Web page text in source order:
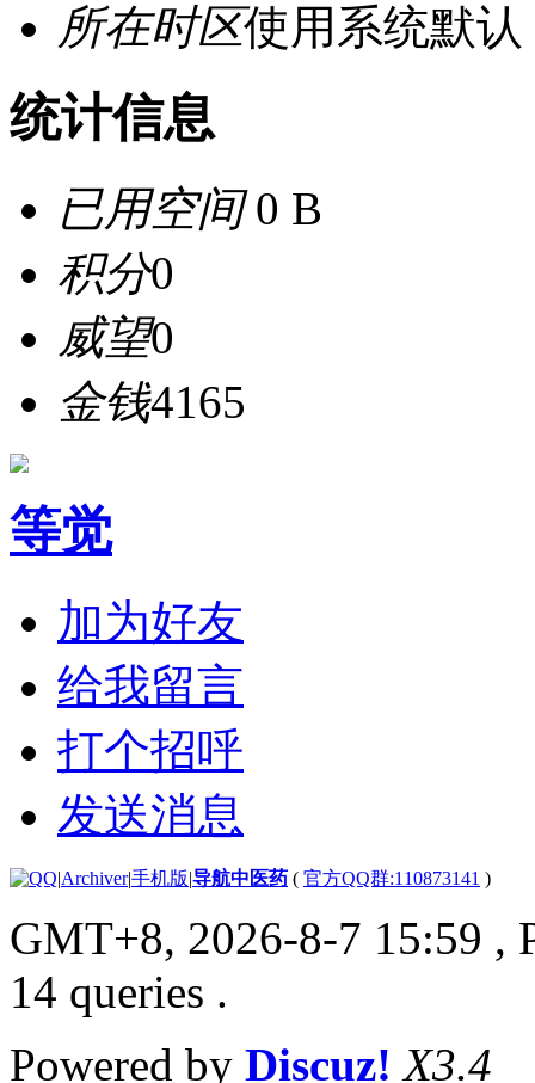
所在时区使用系统默认
统计信息
已用空间0 B
积分0
威望0
金钱4165
等觉
加为好友
给我留言
打个招呼
发送消息
|Archiver|手机版|导航中医药 ( 官方QQ群:110873141 )
GMT+8, 2026-8-7 15:59 ,
14 queries .
Powered by Discuz! X3.4